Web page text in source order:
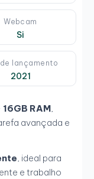
Webcam
Si
lançamento
2021
RAM,
avançada e
, ideal para
e trabalho